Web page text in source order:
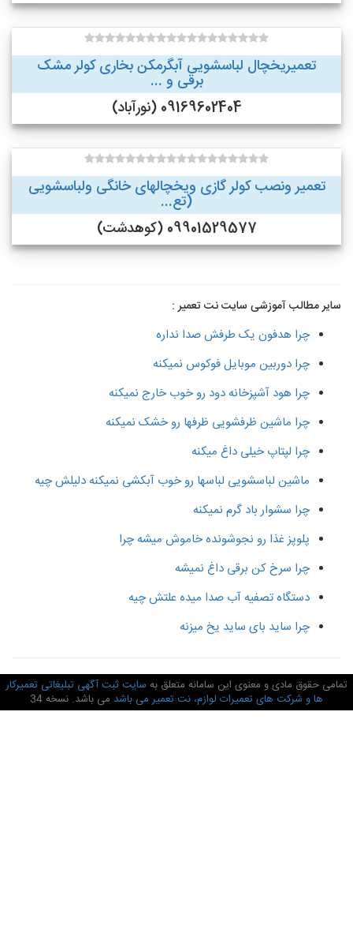
تعمیریخچال لباسشویی آبگرمکن بخاری کولر مشک
برقی و ...
09169602404 (نورآباد)
تعمیر ونصب کولر گازی ویخچالهای خانگی ولباسشویی
(تع...
09901529577 (کوهدشت)
سایر مطالب آموزشی سایت نت تعمیر :
چرا هدفون یک طرفش صدا نداره
چرا دوربین موبایل فوکوس نمیکنه
چرا هود آشپزخانه دود رو خوب خارج نمیکنه
چرا ماشین ظرفشویی ظرفها رو خشک نمیکنه
چرا لپتاپ خیلی داغ میکنه
ماشین لباسشویی لباسها رو خوب آبکشی نمیکنه دلیلش چیه
چرا سشوار باد گرم نمیکنه
پلوپز غذا رو نجوشونده خاموش میشه چرا
چرا سرخ کن برقی داغ نمیشه
دستگاه تصفیه آب صدا میده علتش چیه
چرا ساید بای ساید یخ میزنه
حقوق مادی و معنوی این سامانه متعلق به سایت ثبت آگهی تبلیغاتی تعمیرکار
ها و شرکت های تعمیرات لوازم، نت تعمیر می باشدمی باشد. نسخه 34